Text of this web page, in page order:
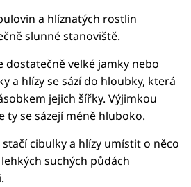
a hlíznatých rostlin
slunné stanoviště.
dostatečně velké jamky nebo
a hlízy se sází do hloubky, která
jejich šířky. Výjimkou
ty se sázejí méně hluboko.
cibulky a hlízy umístit o něco
suchých půdách